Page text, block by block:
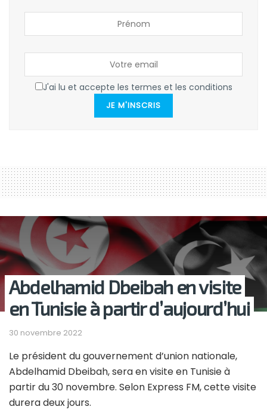
J'ai lu et accepte les termes et les conditions
JE M'INSCRIS
Abdelhamid Dbeibah en visite
en Tunisie à partir d’aujourd’hui
30 novembre 2022
Le président du gouvernement d’union nationale,
Abdelhamid Dbeibah, sera en visite en Tunisie à
partir du 30 novembre. Selon Express FM, cette visite
durera deux jours.